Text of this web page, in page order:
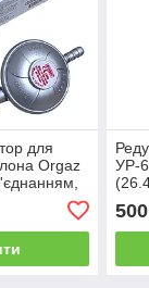
для
Orgaz
УР-6
500